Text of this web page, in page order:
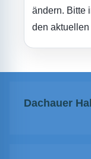
ändern. Bitte
den aktuellen
Dachauer